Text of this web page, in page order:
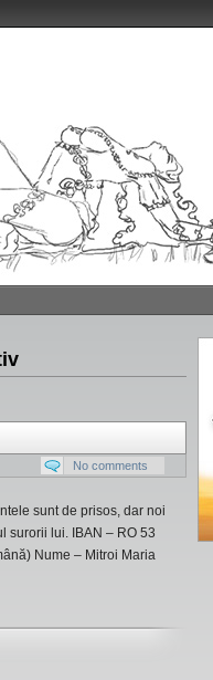
No comments
sunt de prisos, dar noi
surorii lui. IBAN – RO 53
Nume – Mitroi Maria